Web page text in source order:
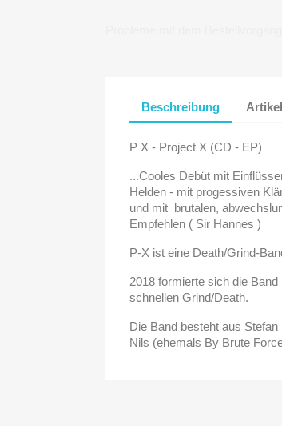
Beschreibung
P X - Project X (CD - EP)
...Cooles Debüt mit
Helden - mit progessiven
und mit brutalen,
Empfehlen ( Sir Hannes )
P-X ist eine Death/Grind-
2018 formierte sich die
schnellen Grind/Death.
Die Band besteht aus
Nils (ehemals By Brute